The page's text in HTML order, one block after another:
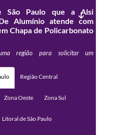
São Paulo que a Alsi
Alumínio atende com
Chapa de Policarbonato
região para solicitar um
Região Central
Zona Oeste Zona Sul
Litoral de São Paulo